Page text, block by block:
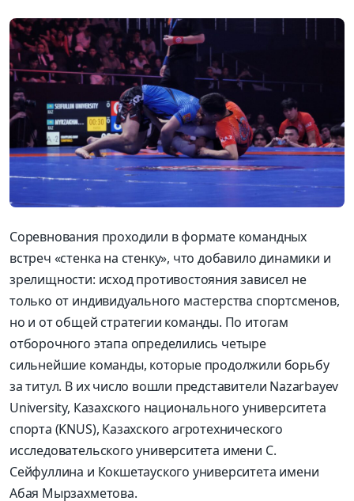
Соревнования проходили в формате командных
встреч «стенка на стенку», что добавило динамики и
зрелищности: исход противостояния зависел не
только от индивидуального мастерства спортсменов,
но и от общей стратегии команды. По итогам
отборочного этапа определились четыре
сильнейшие команды, которые продолжили борьбу
за титул. В их число вошли представители Nazarbayev
University, Казахского национального университета
спорта (KNUS), Казахского агротехнического
исследовательского университета имени С.
Сейфуллина и Кокшетауского университета имени
Абая Мырзахметова.